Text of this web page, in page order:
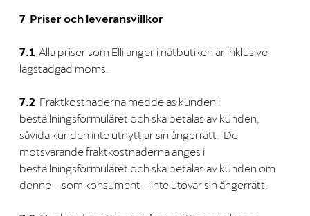
7 Priser och leveransvillkor
7.1 Alla priser som Elli anger i nätbutiken är inklusive
lagstadgad moms.
7.2 Fraktkostnaderna meddelas kunden i
beställningsformuläret och ska betalas av kunden,
såvida kunden inte utnyttjar sin ångerrätt. De
motsvarande fraktkostnaderna anges i
beställningsformuläret och ska betalas av kunden om
denne – som konsument – inte utövar sin ångerrätt.